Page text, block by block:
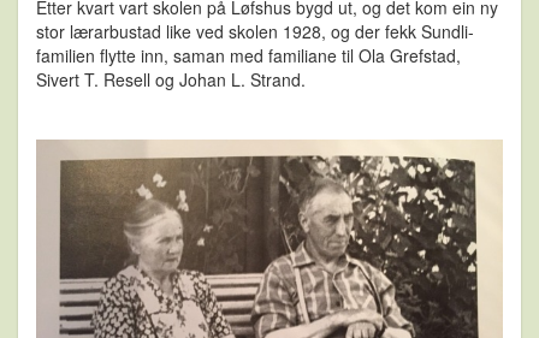
Etter kvart vart skolen på Løfshus bygd ut, og det kom ein ny
stor lærarbustad like ved skolen 1928, og der fekk Sundli-
familien flytte inn, saman med familiane til Ola Grefstad,
Sivert T. Resell og Johan L. Strand.